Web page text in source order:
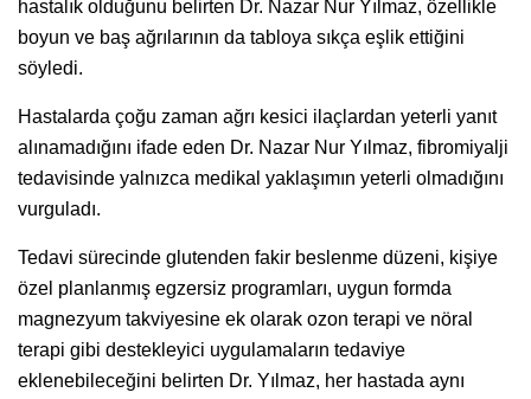
hastalık olduğunu belirten Dr. Nazar Nur Yılmaz, özellikle
boyun ve baş ağrılarının da tabloya sıkça eşlik ettiğini
söyledi.
Hastalarda çoğu zaman ağrı kesici ilaçlardan yeterli yanıt
alınamadığını ifade eden Dr. Nazar Nur Yılmaz, fibromiyalji
tedavisinde yalnızca medikal yaklaşımın yeterli olmadığını
vurguladı.
Tedavi sürecinde glutenden fakir beslenme düzeni, kişiye
özel planlanmış egzersiz programları, uygun formda
magnezyum takviyesine ek olarak ozon terapi ve nöral
terapi gibi destekleyici uygulamaların tedaviye
eklenebileceğini belirten Dr. Yılmaz, her hastada aynı